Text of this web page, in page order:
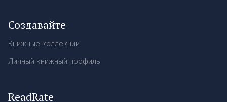
Создавайте
Книжные коллекции
Личный книжный профиль
ReadRate